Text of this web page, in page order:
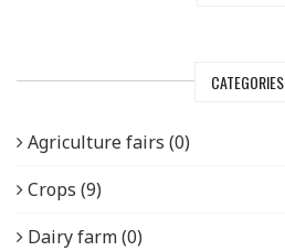
CATEGORIES
Agriculture fairs (0)
Crops (9)
Dairy farm (0)